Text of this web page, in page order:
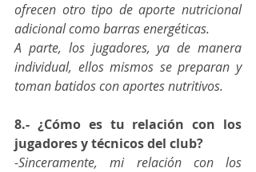
ofrecen otro tipo de aporte nutricional
adicional como barras energéticas.
A parte, los jugadores, ya de manera
individual, ellos mismos se preparan y
toman batidos con aportes nutritivos.
8.- ¿Cómo es tu relación con los
jugadores y técnicos del club?
-Sinceramente, mi relación con los